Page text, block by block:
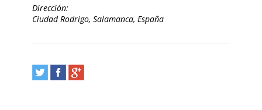
Dirección:
Ciudad Rodrigo, Salamanca, España